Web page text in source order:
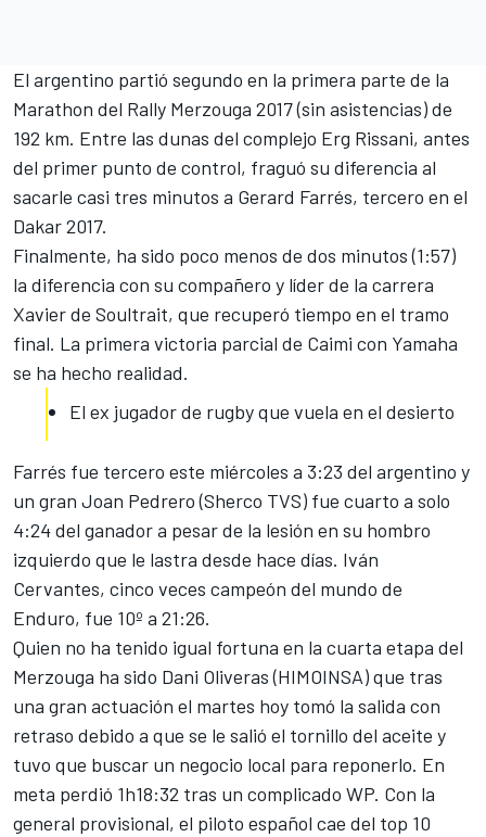
El argentino partió segundo en la primera parte de la
Marathon del Rally Merzouga 2017(sin asistencias) de
192 km. Entre las dunas del complejo Erg Rissani, antes
del primer punto de control, fraguó su diferencia al
sacarle casi tres minutos a Gerard Farrés, tercero en el
Dakar 2017.
Finalmente, ha sido poco menos de dos minutos (1:57)
la diferencia con su compañero y líder de la carrera
Xavier de Soultrait, que recuperó tiempo en el tramo
final. La primera victoria parcial de Caimi con Yamaha
se ha hecho realidad.
El ex jugador de rugby que vuela en el desierto
Farrés fue tercero este miércoles a 3:23 del argentino y
un gran Joan Pedrero (Sherco TVS) fue cuarto a solo
4:24 del ganador a pesar de la lesión en su hombro
izquierdo que le lastra desde hace días. Iván
Cervantes, cinco veces campeón del mundo de
Enduro, fue 10º a 21:26.
Quien no ha tenido igual fortuna en la cuarta etapa del
Merzouga ha sido Dani Oliveras (HIMOINSA)que tras
una gran actuación el martes hoy tomó la salida con
retraso debido a que se le salió el tornillo del aceite y
tuvo que buscar un negocio local para reponerlo. En
meta perdió 1h18:32 tras un complicado WP. Con la
general provisional, el piloto español cae del top 10